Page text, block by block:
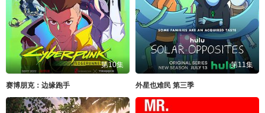
第10集
赛博朋克：边缘跑手
第11集
外星也难民 第三季